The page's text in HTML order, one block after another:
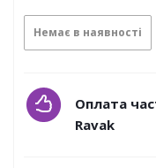
Немає в наявності
Оплата
Ravak